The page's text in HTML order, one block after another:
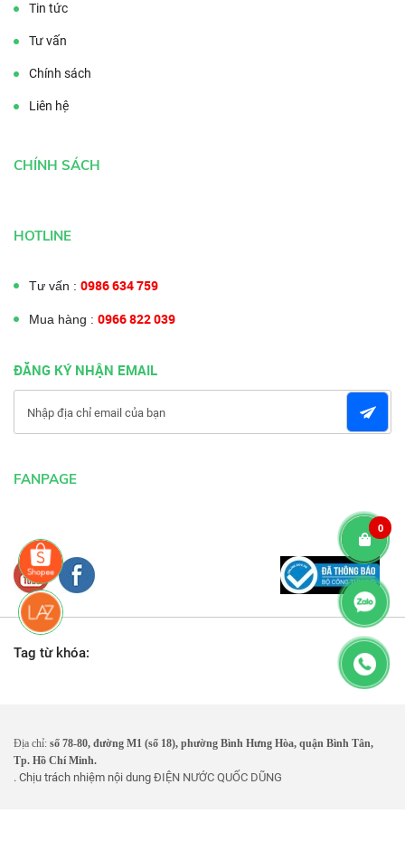
Tin tức
Tư vấn
Chính sách
Liên hệ
CHÍNH SÁCH
HOTLINE
Tư vấn : 0986 634 759
Mua hàng : 0966 822 039
ĐĂNG KÝ NHẬN EMAIL
FANPAGE
Tag từ khóa:
Địa chỉ: số 78-80, đường M1 (số 18), phường Bình Hưng Hòa, quận Bình Tân,
Tp. Hồ Chí Minh.
. Chịu trách nhiệm nội dung ĐIỆN NƯỚC QUỐC DŨNG
0